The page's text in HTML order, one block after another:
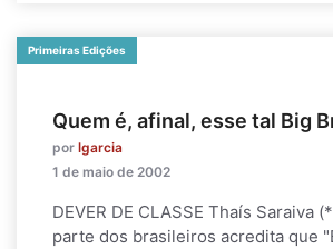
Primeiras Edições
Quem é, afinal, esse tal Big
por lgarcia
1 de maio de 2002
DEVER DE CLASSE Thaís Saraiva
parte dos brasileiros acredita que